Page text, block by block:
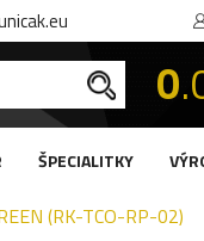
0
ŠPECIALITKY
(RK-TCO-RP-02)